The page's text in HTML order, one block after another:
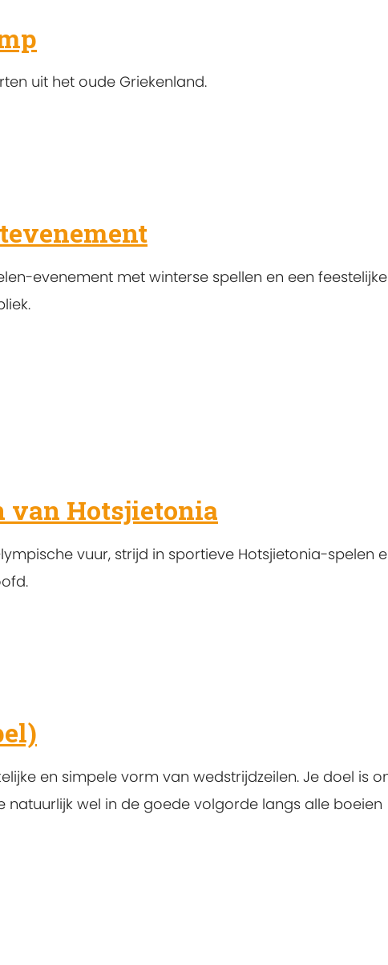
uit het oude Griekenland.
evenement met winterse spellen en een feestelijke
van Hotsjietonia
vuur, strijd in sportieve Hotsjietonia-spelen
en simpele vorm van wedstrijdzeilen. Je doel is
natuurlijk wel in de goede volgorde langs alle boeien